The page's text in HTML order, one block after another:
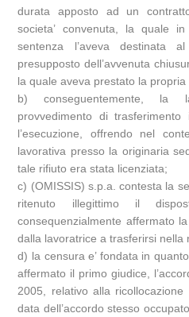
durata apposto ad un
societa’ convenuta, la quale
sentenza l’aveva destinata
presupposto dell’avvenuta
la quale aveva prestato la propria
b) conseguentemente, la
provvedimento di
l’esecuzione, offrendo nel
lavorativa presso la originaria
tale rifiuto era stata licenziata;
c) (OMISSIS) s.p.a. contesta la
ritenuto illegittimo il
consequenzialmente affermato
dalla lavoratrice a trasferirsi nella
d) la censura e’ fondata in
affermato il primo giudice,
2005, relativo alla
data dell’accordo stesso